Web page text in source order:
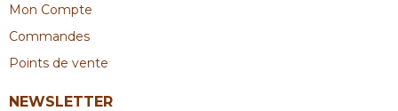
Mon Compte
Commandes
Points de vente
NEWSLETTER